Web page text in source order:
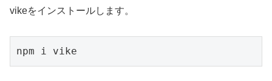
vikeをインストールします。
npm i vike